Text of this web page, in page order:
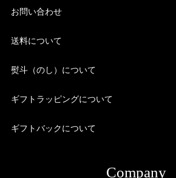
お問い合わせ
送料について
熨斗（のし）について
ギフトラッピングについて
ギフトバックについて
Company